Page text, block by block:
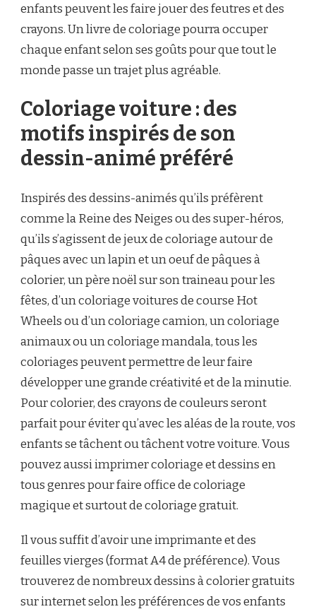
enfants peuvent les faire jouer des feutres et des
crayons. Un livre de coloriage pourra occuper
chaque enfant selon ses goûts pour que tout le
monde passe un trajet plus agréable.
Coloriage voiture : des
motifs inspirés de son
dessin-animé préféré
Inspirés des dessins-animés qu’ils préfèrent
comme la Reine des Neiges ou des super-héros,
qu’ils s’agissent de jeux de coloriage autour de
pâques avec un lapin et un oeuf de pâques à
colorier, un père noël sur son traineau pour les
fêtes, d’un coloriage voitures de course Hot
Wheels ou d’un coloriage camion, un coloriage
animaux ou un coloriage mandala, tous les
coloriages peuvent permettre de leur faire
développer une grande créativité et de la minutie.
Pour colorier, des crayons de couleurs seront
parfait pour éviter qu’avec les aléas de la route, vos
enfants se tâchent ou tâchent votre voiture. Vous
pouvez aussi imprimer coloriage et dessins en
tous genres pour faire office de coloriage
magique et surtout de coloriage gratuit.
Il vous suffit d’avoir une imprimante et des
feuilles vierges (format A4 de préférence). Vous
trouverez de nombreux dessins à colorier gratuits
sur internet selon les préférences de vos enfants